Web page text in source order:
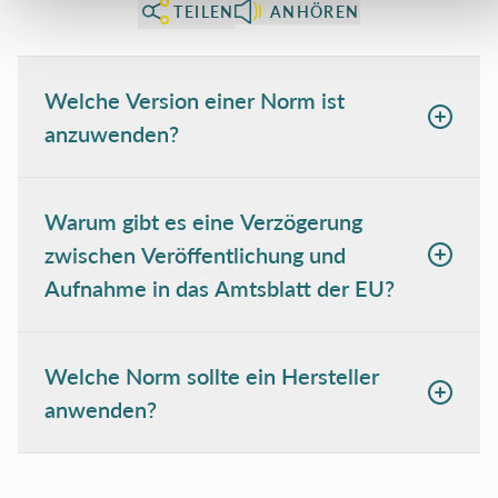
TEILEN ANHÖREN
Welche Version einer Norm ist
anzuwenden?
Warum gibt es eine Verzögerung
zwischen Veröffentlichung und
Aufnahme in das Amtsblatt der EU?
Welche Norm sollte ein Hersteller
anwenden?